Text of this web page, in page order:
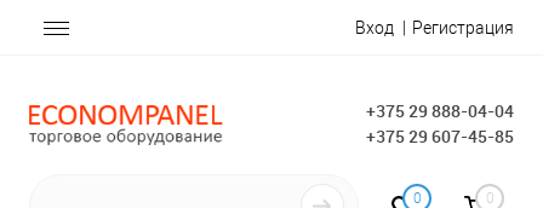
Вход Регистрация
+375 29 888-04-04
+375 29 607-45-85
0 0